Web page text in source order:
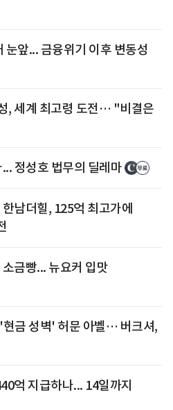
앞... 금융위기 이후 변동성
, 세계 최고령 도전… "비결은
정성호 법무의 딜레마
남더힐, 125억 최고가에
금빵... 뉴요커 입맛
현금 성벽' 허문 아벨… 버크셔,
억 지급하나... 14일까지